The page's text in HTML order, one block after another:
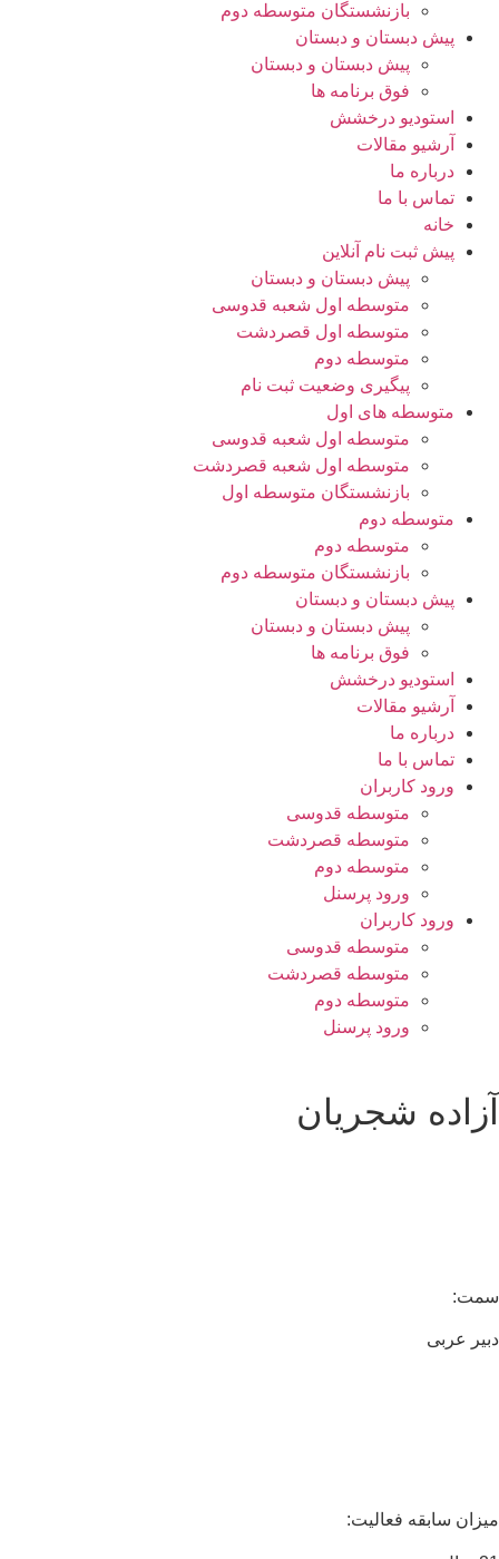
بازنشستگان متوسطه دوم
پیش دبستان و دبستان
پیش دبستان و دبستان
فوق برنامه ها
استودیو درخشش
آرشیو مقالات
درباره ما
تماس با ما
خانه
پیش ثبت نام آنلاین
پیش دبستان و دبستان
متوسطه اول شعبه قدوسی
متوسطه اول قصردشت
متوسطه دوم
پیگیری وضعیت ثبت نام
متوسطه های اول
متوسطه اول شعبه قدوسی
متوسطه اول شعبه قصردشت
بازنشستگان متوسطه اول
متوسطه دوم
متوسطه دوم
بازنشستگان متوسطه دوم
پیش دبستان و دبستان
پیش دبستان و دبستان
فوق برنامه ها
استودیو درخشش
آرشیو مقالات
درباره ما
تماس با ما
ورود کاربران
متوسطه قدوسی
متوسطه قصردشت
متوسطه دوم
ورود پرسنل
ورود کاربران
متوسطه قدوسی
متوسطه قصردشت
متوسطه دوم
ورود پرسنل
شجریان
عربی
سابقه فعالیت: